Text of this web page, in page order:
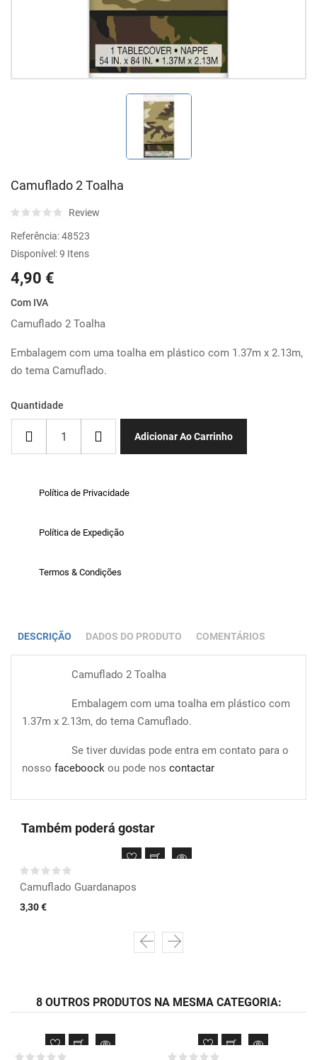
Camuflado 2 Toalha
Review
Referência:48523
Disponível:9 Itens
4,90 €
Com IVA
Camuflado 2 Toalha
Embalagem com uma toalha em plástico com 1.37m x 2.13m,
do tema Camuflado.
Quantidade
Adicionar Ao Carrinho
Política de Privacidade
Política de Expedição
Termos & Condições
DESCRIÇÃO DADOS DO PRODUTO COMENTÁRIOS
Camuflado 2 Toalha
Embalagem com uma toalha em plástico com
1.37m x 2.13m, do tema Camuflado.
Se tiver duvidas pode entra em contato para o
nosso faceboock ou pode nos contactar
Também poderá gostar
Camuflado Guardanapos
3,30 €
8 OUTROS PRODUTOS NA MESMA CATEGORIA: